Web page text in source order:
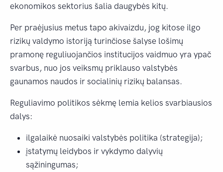
ekonomikos sektorius šalia daugybės kitų.
Per praėjusius metus tapo akivaizdu, jog kitose ilgo
rizikų valdymo istoriją turinčiose šalyse lošimų
pramonę reguliuojančios institucijos vaidmuo yra ypač
svarbus, nuo jos veiksmų priklauso valstybės
gaunamos naudos ir socialinių rizikų balansas.
Reguliavimo politikos sėkmę lemia kelios svarbiausios
dalys:
ilgalaikė nuosaiki valstybės politika (strategija);
įstatymų leidybos ir vykdymo dalyvių
sąžiningumas;